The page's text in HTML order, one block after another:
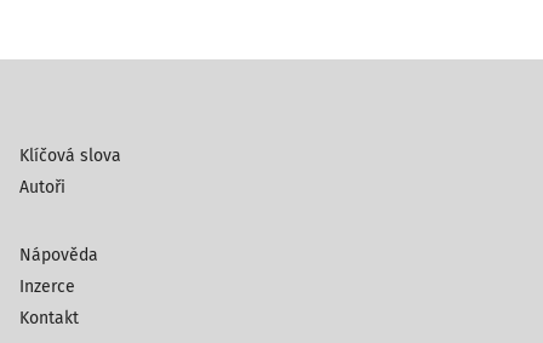
Klíčová slova
Autoři
Nápověda
Inzerce
Kontakt